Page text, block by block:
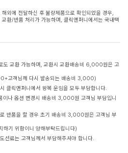
외에 전달하신 후 불량제품으로 확인되었을 경우,
환/반품 처리가 가능하며, 클릭앤퍼니에서는 국내택
도 교환 가능하며, 교환시 교환배송비 6,000원은 고
고객님께 다시 발송되는 배송비 3,000)
클릭앤퍼니에서 왕복 운임을 모두 부담합니다.
이나 옵션 변경시 배송비 3,000원 고객님 부담입니
반품을 할 경우 초기 배송비 3,000원은 고객님 부
하기 위함이니 양해부탁드립니다)
선료는 고객님께서 부담해주셔야 합니다.